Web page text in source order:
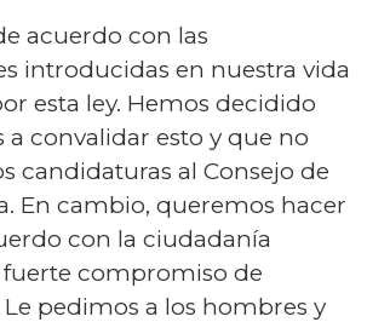
acuerdo con las
introducidas en nuestra vida
esta ley. Hemos decidido
a convalidar esto y que no
candidaturas al Consejo de
En cambio, queremos hacer
con la ciudadanía
compromiso de
pedimos a los hombres y